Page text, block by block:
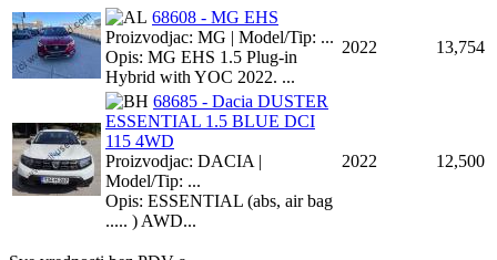
68608 - MG EHS
Proizvodjac: MG | Model/Tip: ...
Opis: MG EHS 1.5 Plug-in
Hybrid with YOC 2022. ...
2022 13,754
68685 - Dacia DUSTER
ESSENTIAL 1.5 BLUE DCI
115 4WD
Proizvodjac: DACIA |
Model/Tip: ...
Opis: ESSENTIAL (abs, air bag
..... ) AWD...
2022 12,500